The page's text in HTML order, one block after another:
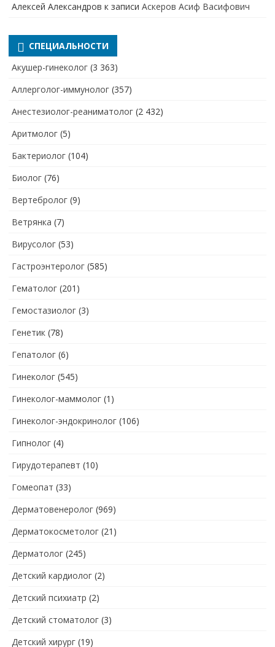
Алексей Александров к записи Аскеров Асиф Васифович
СПЕЦИАЛЬНОСТИ
Акушер-гинеколог (3 363)
Аллерголог-иммунолог (357)
Анестезиолог-реаниматолог (2 432)
Аритмолог (5)
Бактериолог (104)
Биолог (76)
Вертебролог (9)
Ветрянка (7)
Вирусолог (53)
Гастроэнтеролог (585)
Гематолог (201)
Гемостазиолог (3)
Генетик (78)
Гепатолог (6)
Гинеколог (545)
Гинеколог-маммолог (1)
Гинеколог-эндокринолог (106)
Гипнолог (4)
Гирудотерапевт (10)
Гомеопат (33)
Дерматовенеролог (969)
Дерматокосметолог (21)
Дерматолог (245)
Детский кардиолог (2)
Детский психиатр (2)
Детский стоматолог (3)
Детский хирург (19)